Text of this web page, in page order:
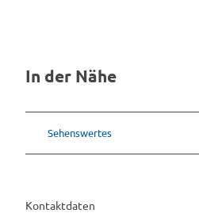
In der Nähe
Sehenswertes
Kontaktdaten